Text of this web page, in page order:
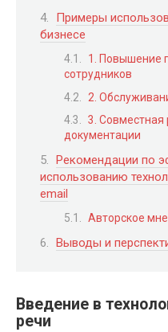
Примеры
бизнесе
1. Повышение
сотрудников
2.
3. Совместная
документации
Рекомендации по
использованию
email
Авторское
Выводы и
Введение в
речи